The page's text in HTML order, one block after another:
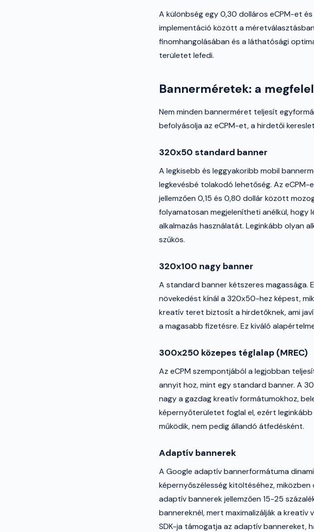
A különbség egy 0,30 dolláros eCPM-et
implementáció között a
finomhangolásában és a láthatósági
területet lefedi.
Bannerméretek: a
Nem minden bannerméret teljesít
befolyásolja az eCPM-et, a hirdetői
320x50 standard banner
A legkisebb és leggyakoribb mobil
legkevésbé tolakodó lehetőség. Az
jellemzően 0,15 és 0,80 dollár között
folyamatosan megjelenítheti anélkül, hogy
alkalmazás használatát. Leginkább olyan
szűkös.
320x100 nagy banner
A standard banner kétszeres magassága.
növekedést kínál a 320x50-hez képest,
kreatív teret biztosít a hirdetőknek, ami
a magasabb fizetésre. Ez kiváló
300x250 közepes téglalap (MREC)
Az eCPM szempontjából a legjobban
annyit hoz, mint egy standard banner. A
nagy a gazdag kreatív formátumokhoz,
képernyőterületet foglal el, ezért
működik, nem pedig állandó átfedésként.
Adaptív bannerek
A Google adaptív bannerformátuma
képernyőszélesség kitöltéséhez,
adaptív bannerek jellemzően 15-25
bannereknél, mert maximalizálják a kreatív
SDK-ja támogatja az adaptív bannereket,